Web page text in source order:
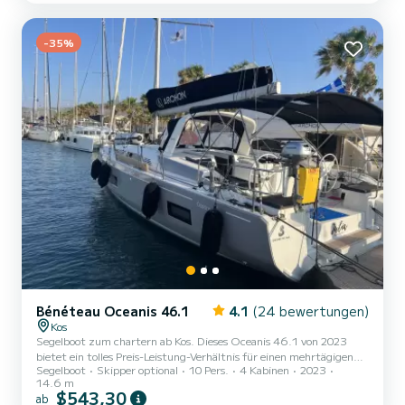
Boot ist mit einem Lattengroßsegel und einer Rollgenua a...
-35%
Bénéteau Oceanis 46.1 4.1 (24 bewertungen)
Kos
Segelboot zum chartern ab Kos. Dieses Oceanis 46.1 von 2023
bietet ein tolles Preis-Leistung-Verhältnis für einen mehrtägigen
oder mehrwöchigen Törn. Das Boot hat 4 Kabinen mit allem
Komfort und eine Kapazität von 10 Personen. Mit einer
Gesamtlänge von 15 Metern wird es Ihr perfekter Begleiter sein,
Segelboot Skipper optional 10 Pers. 4 Kabinen
2023
14.6 m
ab $543,30